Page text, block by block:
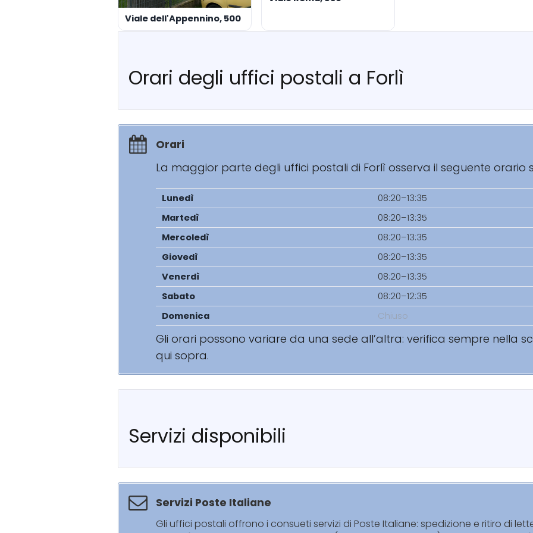
Viale dell'Appennino, 500
Orari degli uffici postali a Forlì
Orari
La maggior parte degli uffici postali di Forlì osserva il seguente orario
Lunedì
08:20–13:35
Martedì
08:20–13:35
Mercoledì
08:20–13:35
Giovedì
08:20–13:35
Venerdì
08:20–13:35
Sabato
08:20–12:35
Domenica
Chiuso
Gli orari possono variare da una sede all’altra: verifica sempre nella
qui sopra.
Servizi disponibili
Servizi Poste Italiane
Gli uffici postali offrono i consueti servizi di Poste Italiane: spedizione e ritiro di